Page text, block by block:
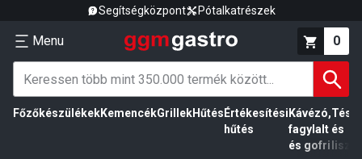
Segítségközpont Pótalkatrészek
Menu 0
FőzőkészülékekKemencékGrillekHűtés Értékesítési
hűtés
Kávézó,
fagylalt
és gofri
és
liszt